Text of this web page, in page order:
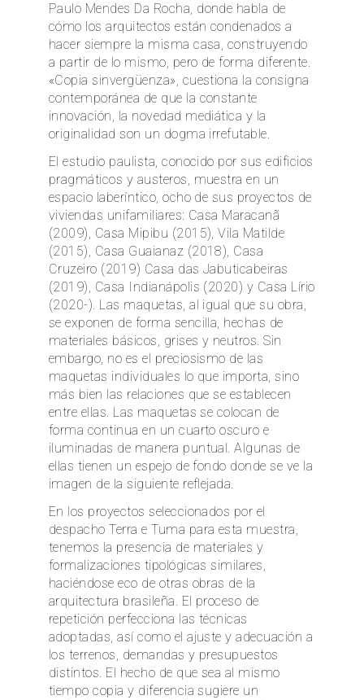
Paulo Mendes Da Rocha, donde habla de
cómo los arquitectos están condenados a
hacer siempre la misma casa, construyendo
a partir de lo mismo, pero de forma diferente.
«Copia sinvergüenza», cuestiona la consigna
contemporánea de que la constante
innovación, la novedad mediática y la
originalidad son un dogma irrefutable.
El estudio paulista, conocido por sus edificios
pragmáticos y austeros, muestra en un
espacio laberíntico, ocho de sus proyectos de
viviendas unifamiliares: Casa Maracanã
(2009), Casa Mipibu (2015), Vila Matilde
(2015), Casa Guaianaz (2018), Casa
Cruzeiro (2019) Casa das Jabuticabeiras
(2019), Casa Indianápolis (2020) y Casa Lírio
(2020-). Las maquetas, al igual que su obra,
se exponen de forma sencilla, hechas de
materiales básicos, grises y neutros. Sin
embargo, no es el preciosismo de las
maquetas individuales lo que importa, sino
más bien las relaciones que se establecen
entre ellas. Las maquetas se colocan de
forma continua en un cuarto oscuro e
iluminadas de manera puntual. Algunas de
ellas tienen un espejo de fondo donde se ve la
imagen de la siguiente reflejada.
En los proyectos seleccionados por el
despacho Terra e Tuma para esta muestra,
tenemos la presencia de materiales y
formalizaciones tipológicas similares,
haciéndose eco de otras obras de la
arquitectura brasileña. El proceso de
repetición perfecciona las técnicas
adoptadas, así como el ajuste y adecuación a
los terrenos, demandas y presupuestos
distintos. El hecho de que sea al mismo
tiempo copia y diferencia sugiere un